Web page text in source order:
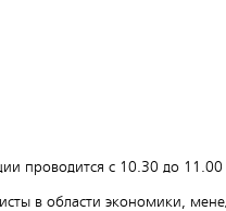
проводится с 10.30 до
в области экономики,